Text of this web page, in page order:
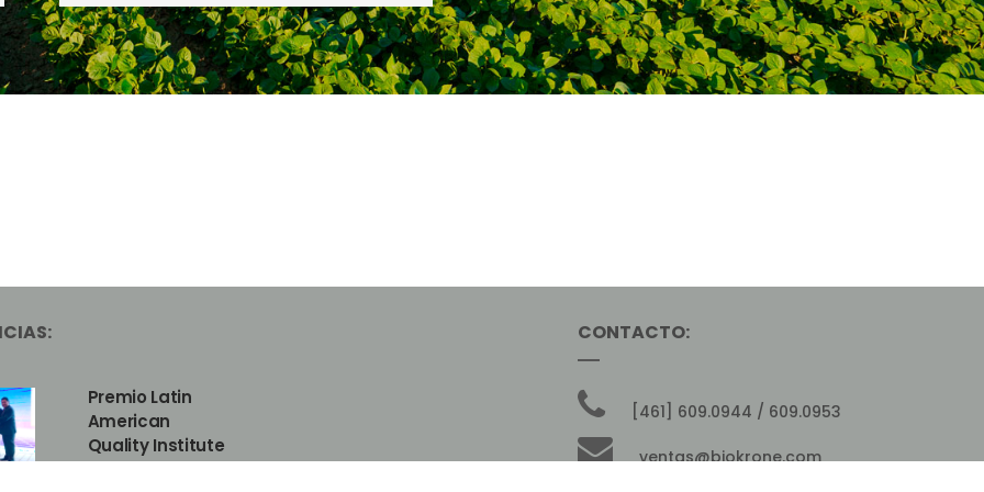
Premio Latin
American
Quality Institute
Junio 17, 2022
CONTACTO:
[461] 609.0944 / 609.0953
ventas@biokrone.com